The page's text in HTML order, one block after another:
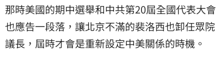
那時美國的期中選舉和中共第20屆全國代表大會
也應告一段落，讓北京不滿的裴洛西也卸任眾院
議長，屆時才會是重新設定中美關係的時機。